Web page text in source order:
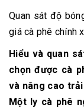
Quan sát độ
giá cà phê chính
Hiểu và quan
chọn được cà
và nâng cao
Một ly cà phê